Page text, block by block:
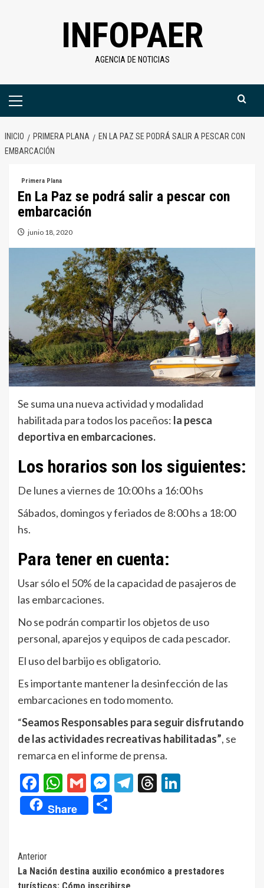
INFOPAER
AGENCIA DE NOTICIAS
Menú
INICIO PRIMERA PLANA
EN LA PAZ SE PODRÁ SALIR A PESCAR CON
EMBARCACIÓN
Primera Plana
En La Paz se podrá salir a pescar con
embarcación
junio 18, 2020
Se suma una nueva actividad y modalidad
habilitada para todos los paceños: la pesca
deportiva en embarcaciones.
Los horarios son los siguientes:
De lunes a viernes de 10:00 hs a 16:00 hs
Sábados, domingos y feriados de 8:00 hs a 18:00
hs.
Para tener en cuenta:
Usar sólo el 50% de la capacidad de pasajeros de
las embarcaciones.
No se podrán compartir los objetos de uso
personal, aparejos y equipos de cada pescador.
El uso del barbijo es obligatorio.
Es importante mantener la desinfección de las
embarcaciones en todo momento.
“Seamos Responsables para seguir disfrutando
de las actividades recreativas habilitadas”, se
remarca en el informe de prensa.
Facebook
WhatsApp
GmailMessenger
Telegram
Threads
Share
Navegación
de
Anterior
La Nación destina auxilio económico a prestadores